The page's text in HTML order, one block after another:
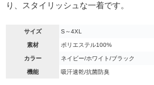
り、スタイリッシュな一着です。
サイズ S～4XL
素材 ポリエステル100%
カラー ネイビー/ホワイト/ブラック
機能 吸汗速乾/抗菌防臭